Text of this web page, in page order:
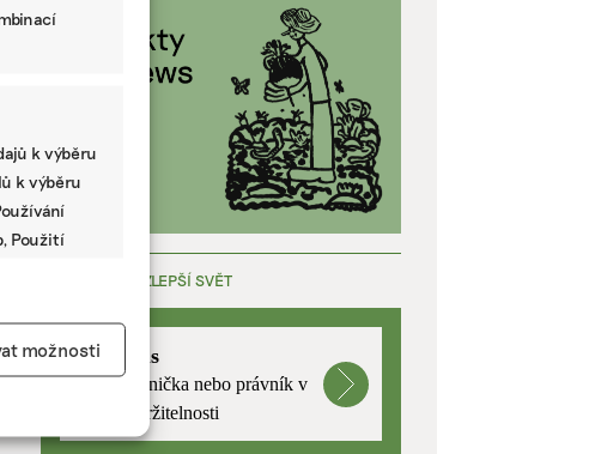
k výběru
k výběru
Použití
možnosti
PRÁCE, KTERÁ ZLEPŠÍ SVĚT
mutualus
Stáž: právnička nebo právník v
oblasti udržitelnosti